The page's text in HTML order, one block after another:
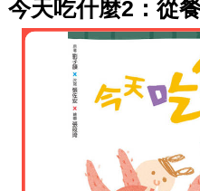
今天吃什麼2：從